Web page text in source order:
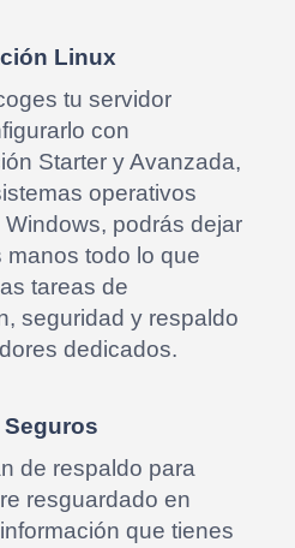
Linux
tu servidor
con
Starter y Avanzada,
operativos
podrás dejar
manos todo lo que
tareas de
seguridad y respaldo
dedicados.
de respaldo para
resguardado en
que tienes